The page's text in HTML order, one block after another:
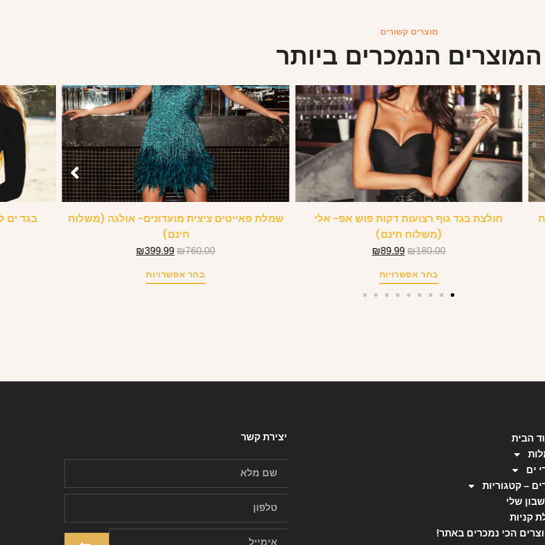
מוצרים קשורים
המוצרים הנמכרים ביותר
חולצת בגד גוף רצועות דקות פוש אפ- אלי
(משלוח חינם)
₪180.00
₪89.99
בחר אפשרויות
שמלת פאייטים ציצית מועדונים- אולגה (משלוח
חינם)
₪760.00
₪399.99
בחר אפשרויות
בגד ים
הבית
ים
– קטגוריות
שלי
קניות
הכי נמכרים באתר!
יצירת קשר